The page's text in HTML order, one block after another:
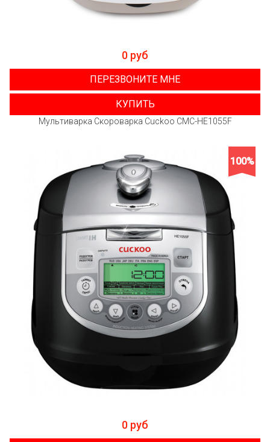
0 руб
ПЕРЕЗВОНИТЕ МНЕ
КУПИТЬ
Мультиварка Скороварка Cuckoo CMC-HE1055F
100%
0 руб